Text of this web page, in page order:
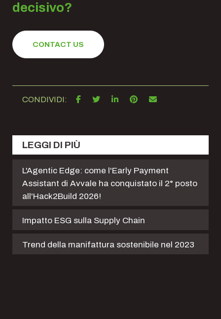
decisivo?
CONTACT US
CONDIVIDI:
LEGGI DI PIÙ
L'Agentic Edge: come l'Early Payment
Assistant di Avvale ha conquistato il 2° posto
all'Hack2Build 2026!
Impatto ESG sulla Supply Chain
Trend della manifattura sostenibile nel 2023